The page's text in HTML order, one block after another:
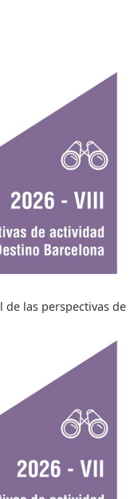
de las perspectivas de